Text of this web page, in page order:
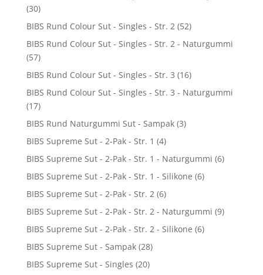
(30)
BIBS Rund Colour Sut - Singles - Str. 2 (52)
BIBS Rund Colour Sut - Singles - Str. 2 - Naturgummi
(57)
BIBS Rund Colour Sut - Singles - Str. 3 (16)
BIBS Rund Colour Sut - Singles - Str. 3 - Naturgummi
(17)
BIBS Rund Naturgummi Sut - Sampak (3)
BIBS Supreme Sut - 2-Pak - Str. 1 (4)
BIBS Supreme Sut - 2-Pak - Str. 1 - Naturgummi (6)
BIBS Supreme Sut - 2-Pak - Str. 1 - Silikone (6)
BIBS Supreme Sut - 2-Pak - Str. 2 (6)
BIBS Supreme Sut - 2-Pak - Str. 2 - Naturgummi (9)
BIBS Supreme Sut - 2-Pak - Str. 2 - Silikone (6)
BIBS Supreme Sut - Sampak (28)
BIBS Supreme Sut - Singles (20)